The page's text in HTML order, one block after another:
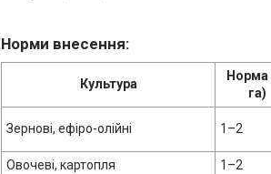
Норми внесення:
Культура
Норма
га)
Зернові, ефіро-олійні 1–2
Овочеві, картопля
1–2